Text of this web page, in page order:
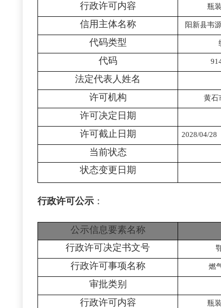
行政许可内容
瓶
信用主体名称 阳新县韦
代码类型
代码
法定代表人姓名
许可机构
黄石
许可决定日期
许可截止日期
2028/04/28
当前状态
状态变更日期
行政许可公示 ：
公示信息要素名称
行政许可决定书文号
行政许可事项名称 燃
审批类别
行政许可内容
瓶